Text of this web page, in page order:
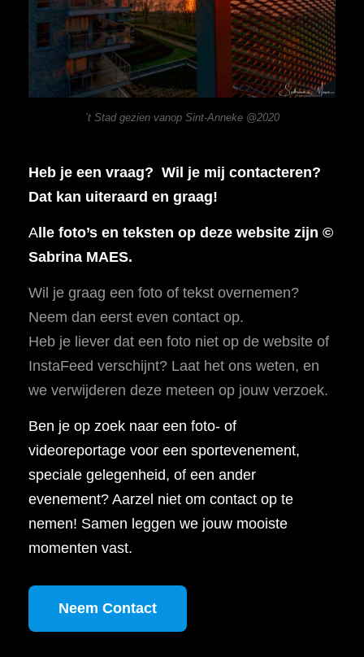
’t Stad gezien vanop Sint-Anneke @2020
Heb je een vraag? Wil je mij contacteren?
Dat kan uiteraard en graag!
Alle foto’s en teksten op deze website zijn ©
Sabrina MAES.
Wil je graag een foto of tekst overnemen?
Neem dan eerst even contact op.
Heb je liever dat een foto niet op de website of
InstaFeed verschijnt? Laat het ons weten, en
we verwijderen deze meteen op jouw verzoek.
Ben je op zoek naar een foto- of
videoreportage voor een sportevenement,
speciale gelegenheid, of een ander
evenement? Aarzel niet om contact op te
nemen! Samen leggen we jouw mooiste
momenten vast.
Neem Contact